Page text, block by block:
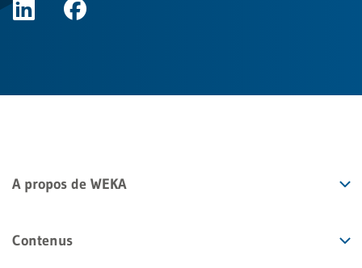
A propos de WEKA
Contenus